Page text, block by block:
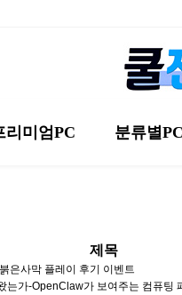
RGB
리미엄PC 분류별PC
제목
은사막 플레이 후기 이벤트
는가-OpenClaw가 보여주는 컴퓨팅